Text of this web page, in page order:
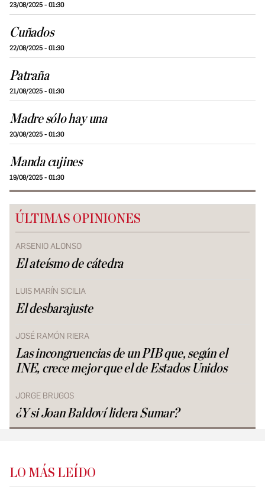
23/08/2025 - 01:30
Cuñados
22/08/2025 - 01:30
Patraña
21/08/2025 - 01:30
Madre sólo hay una
20/08/2025 - 01:30
Manda cujines
19/08/2025 - 01:30
ÚLTIMAS OPINIONES
ARSENIO ALONSO
El ateísmo de cátedra
LUIS MARÍN SICILIA
El desbarajuste
JOSÉ RAMÓN RIERA
Las incongruencias de un PIB que, según el
INE, crece mejor que el de Estados Unidos
JORGE BRUGOS
¿Y si Joan Baldoví lidera Sumar?
LO MÁS LEÍDO